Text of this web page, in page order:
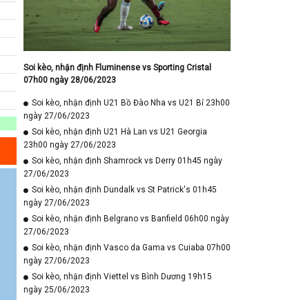
Soi kèo, nhận định Fluminense vs Sporting Cristal
07h00 ngày 28/06/2023
Soi kèo, nhận định U21 Bồ Đào Nha vs U21 Bỉ 23h00
ngày 27/06/2023
Soi kèo, nhận định U21 Hà Lan vs U21 Georgia
23h00 ngày 27/06/2023
Soi kèo, nhận định Shamrock vs Derry 01h45 ngày
27/06/2023
Soi kèo, nhận định Dundalk vs St Patrick's 01h45
ngày 27/06/2023
Soi kèo, nhận định Belgrano vs Banfield 06h00 ngày
27/06/2023
Soi kèo, nhận định Vasco da Gama vs Cuiaba 07h00
ngày 27/06/2023
Soi kèo, nhận định Viettel vs Bình Dương 19h15
ngày 25/06/2023